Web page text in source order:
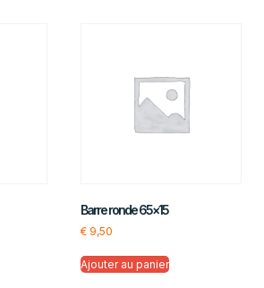
Barre ronde 65×15
€9,50
Ajouter au panier